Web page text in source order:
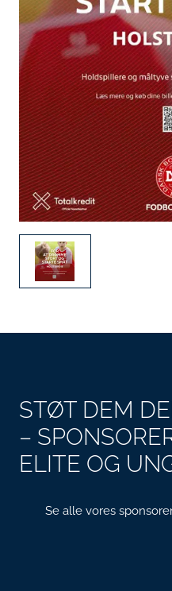
STØT DEM
–
ELITE OG
Se alle vores